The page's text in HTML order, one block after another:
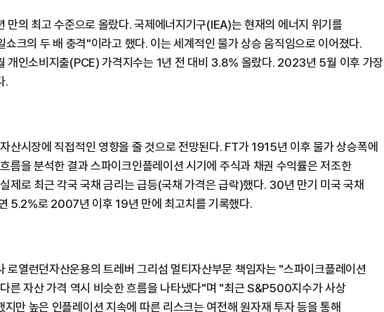
만의 최고 수준으로 올랐다. 국제에너지기구(IEA)는 현재의 에너지 위기를
크의 두 배 충격"이라고 했다. 이는 세계적인 물가 상승 움직임으로 이어졌다.
개인소비지출(PCE) 가격지수는 1년 전 대비 3.8% 올랐다. 2023년 5월 이후 가장
.
산시장에 직접적인 영향을 줄 것으로 전망된다. FT가 1915년 이후 물가 상승폭에
름을 분석한 결과 스파이크인플레이션 시기에 주식과 채권 수익률은 저조한
제로 최근 각국 국채 금리는 급등(국채 가격은 급락)했다. 30년 만기 미국 국채
5.2%로 2007년 이후 19년 만에 최고치를 기록했다.
로열런던자산운용의 트레버 그리섬 멀티자산부문 책임자는 "스파이크플레이션
른 자산 가격 역시 비슷한 흐름을 나타냈다"며 "최근 S&P500지수가 사상
지만 높은 인플레이션 지속에 따른 리스크는 여전해 원자재 투자 등을 통해